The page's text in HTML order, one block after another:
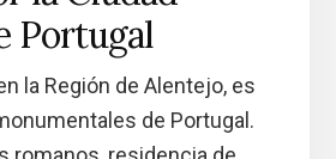
Portugal
la Región de Alentejo, es
de Portugal.